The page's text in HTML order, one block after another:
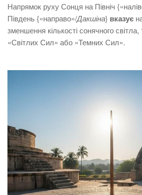
Напрямок руху Сонця на Північ
Південь {«направо»/Дакшіна} вказує
зменшення кількості сонячного
«Світлих Сил» або «Темних Сил».